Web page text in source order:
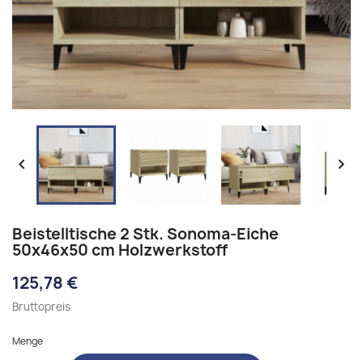
 
Beistelltische 2 Stk. Sonoma-Eiche
50x46x50 cm Holzwerkstoff
125,78 €
Bruttopreis
Menge